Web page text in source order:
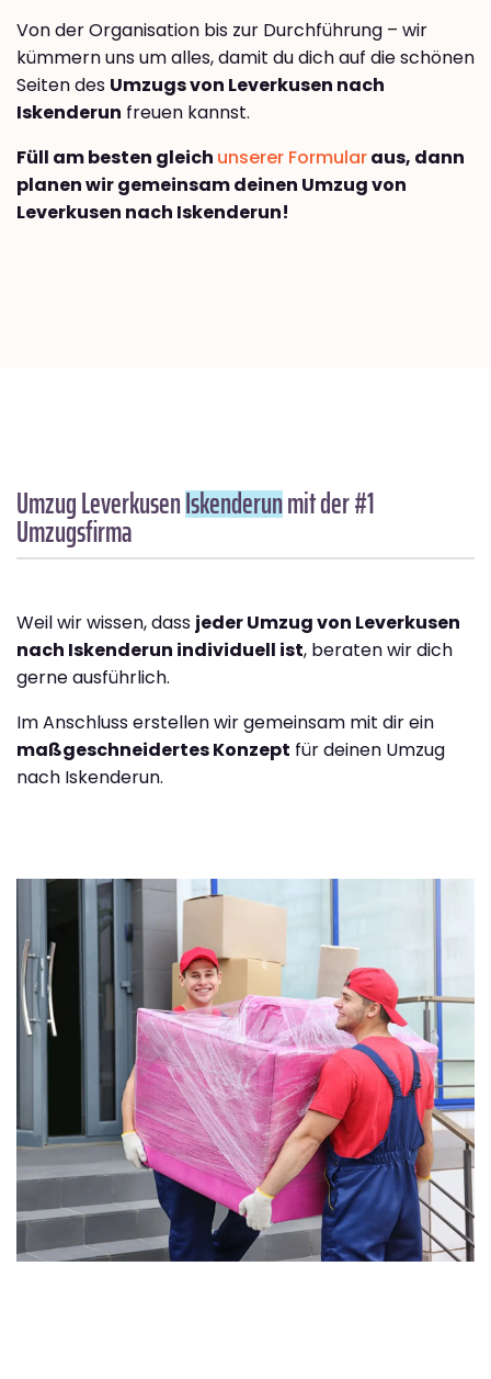
Von der Organisation bis zur Durchführung – wir
kümmern uns um alles, damit du dich auf die schönen
Seiten des Umzugs von Leverkusen nach
Iskenderun freuen kannst.
Füll am besten gleich unserer Formularaus, dann
planen wir gemeinsam deinen Umzug von
Leverkusen nach Iskenderun!
Umzug LeverkusenIskenderunmit der #1
Umzugsfirma
Weil wir wissen, dass jeder Umzug von Leverkusen
nach Iskenderun individuell ist, beraten wir dich
gerne ausführlich.
Im Anschluss erstellen wir gemeinsam mit dir ein
maßgeschneidertes Konzept für deinen Umzug
nach Iskenderun.